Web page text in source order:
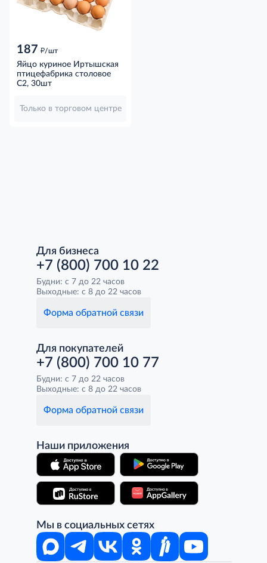
187 д/шт
Яйцо куриное Иртышская
птицефабрика столовое
С2, 30шт
Только в торговом центре
Для бизнеса
+7 (800) 700 10 22
Будни: с 7 до 22 часов
Выходные: с 8 до 22 часов
Форма обратной связи
Для покупателей
+7 (800) 700 10 77
Будни: с 7 до 22 часов
Выходные: с 8 до 22 часов
Форма обратной связи
Наши приложения
Мы в социальных сетях